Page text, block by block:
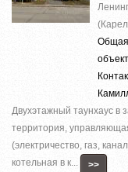
Общая
объект
Двухэтажный таунхаус в
территория,
(электричество, газ,
котельная в к...
>>